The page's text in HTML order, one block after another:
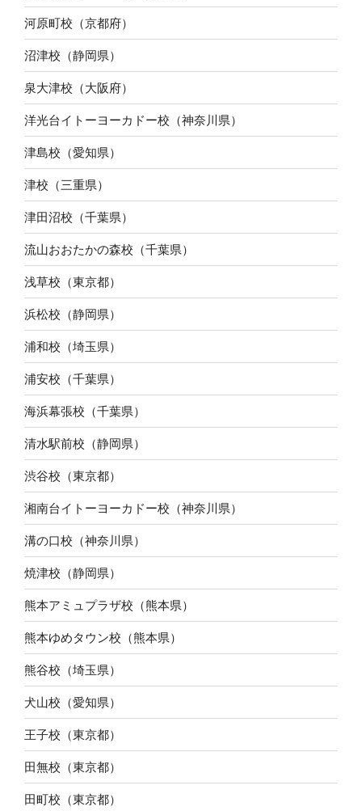
河原町校（京都府）
沼津校（静岡県）
泉大津校（大阪府）
洋光台イトーヨーカドー校（神奈川県）
津島校（愛知県）
津校（三重県）
津田沼校（千葉県）
流山おおたかの森校（千葉県）
浅草校（東京都）
浜松校（静岡県）
浦和校（埼玉県）
浦安校（千葉県）
海浜幕張校（千葉県）
清水駅前校（静岡県）
渋谷校（東京都）
湘南台イトーヨーカドー校（神奈川県）
溝の口校（神奈川県）
焼津校（静岡県）
熊本アミュプラザ校（熊本県）
熊本ゆめタウン校（熊本県）
熊谷校（埼玉県）
犬山校（愛知県）
王子校（東京都）
田無校（東京都）
田町校（東京都）